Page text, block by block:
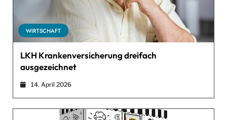
WIRTSCHAFT
LKH Krankenversicherung dreifach
ausgezeichnet
14. April 2026